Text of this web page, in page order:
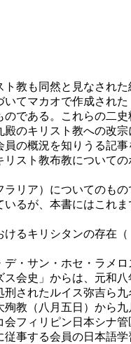
教も同然と見なされ
てマカオで作成され
である。これらの二
のキリスト教への改
の概況を知りうる記事
スト教布教について
リア）についてのも
るが、本書にはこれ
るキリシタンの存在
・サン・ホセ・ラメ
会史」からは、元和
されたルイス弥吉ら
教（八月五日）から
フィリピン日本シナ管
事する会員の日本語